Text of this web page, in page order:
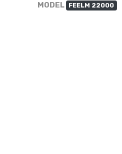
MODEL FEELM 22000